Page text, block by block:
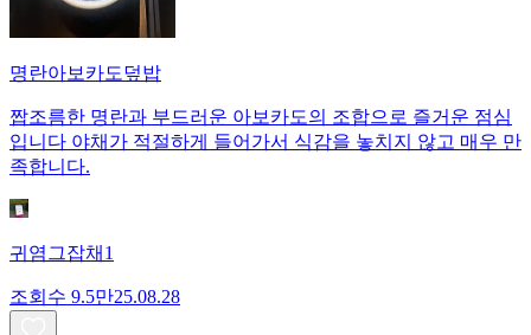
명란아보카도덮밥
짭조름한 명란과 부드러운 아보카도의 조합으로 즐거운 점심
입니다 야채가 적절하게 들어가서 식감을 놓치지 않고 매우 만
족합니다.
귀염그잡채1
조회수 9.5만25.08.28